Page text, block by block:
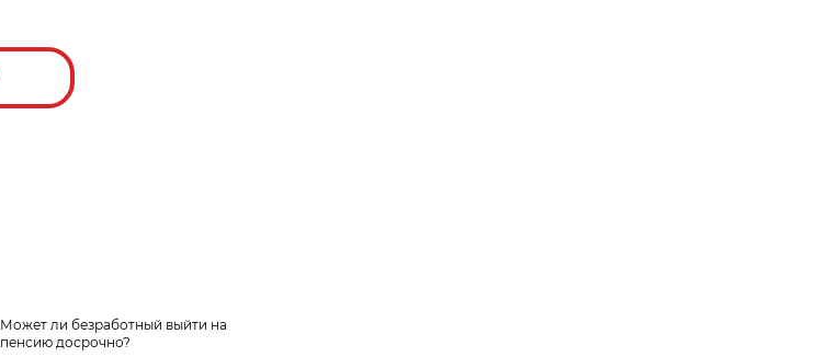
Может ли безработный выйти на
пенсию досрочно?